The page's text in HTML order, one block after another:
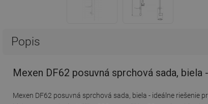
Popis
Mexen DF62 posuvná sprchová sada, biela
Mexen DF62 posuvná sprchová sada, biela - ideálne riešenie